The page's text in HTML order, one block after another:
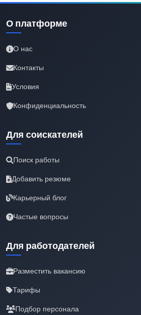
О платформе
О нас
Контакты
Условия
Конфиденциальность
Для соискателей
Поиск работы
Добавить резюме
Карьерный блог
Частые вопросы
Для работодателей
Разместить вакансию
Тарифы
Подбор персонала